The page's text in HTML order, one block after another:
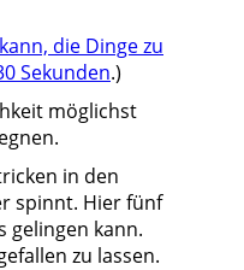
die Dinge zu
Sekunden.)
möglichst
in den
spinnt. Hier fünf
gelingen kann.
zu lassen.